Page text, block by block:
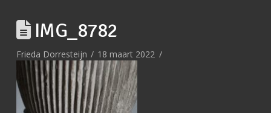
IMG_8782
Frieda Dorresteijn 18 maart 2022